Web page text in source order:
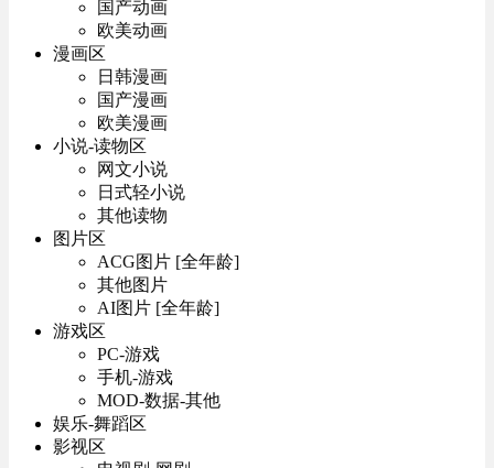
国产动画
欧美动画
漫画区
日韩漫画
国产漫画
欧美漫画
小说-读物区
网文小说
日式轻小说
其他读物
图片区
ACG图片 [全年龄]
其他图片
AI图片 [全年龄]
游戏区
PC-游戏
手机-游戏
MOD-数据-其他
娱乐-舞蹈区
影视区